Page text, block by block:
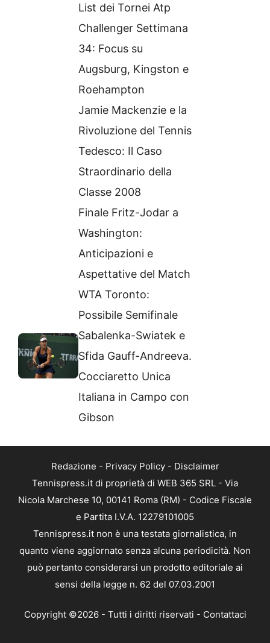
List dei Tornei Atp
Challenger Settimana
34: Focus su
Augsburg, Kingston e
Roehampton
Jamie Mackenzie e la
Rivoluzione del Tennis
Tedesco: Il Caso
Straordinario della
Classe 2008
Finale Fritz-Jodar a
Washington:
Anticipazioni e
Aspettative del Match
WTA Toronto:
Possibile Semifinale
Sabalenka-Swiatek e
Sfida Gauff-Andreeva.
Cocciaretto Unica
Italiana in Campo con
Gibson
Redazione - Privacy Policy- Disclaimer
Tennispress.it di proprietà di WEB 365 SRL - Via
Nicola Marchese 10, 00141 Roma (RM) - Codice Fiscale
e Partita I.V.A. 12279101005
Tennispress.it non è una testata giornalistica, in
quanto viene aggiornato senza alcuna periodicità. Non
può pertanto considerarsi un prodotto editoriale ai
sensi della legge n. 62 del 07.03.2001
Copyright ©2026 - Tutti i diritti riservati - Contattaci